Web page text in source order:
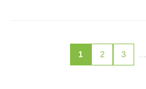
1 2 3 …